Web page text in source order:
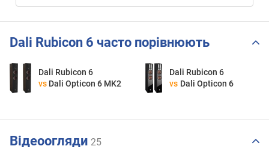
Dali Rubicon 6 часто порівнюють
Dali Rubicon 6
vs Dali Opticon 6 MK2
Dali Rubicon 6
vs Dali Opticon 6
Відеоогляди 25